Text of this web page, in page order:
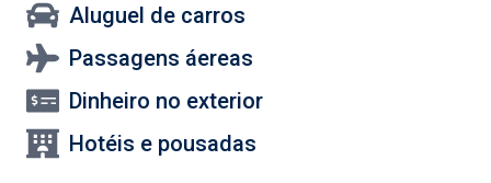
Aluguel de carros
Passagens áereas
Dinheiro no exterior
Hotéis e pousadas